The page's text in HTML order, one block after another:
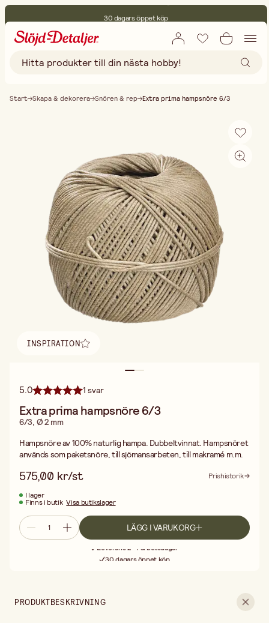
30 dagars öppet köp
Fri frakt vid köp över 499:-
Start Skapa & dekorera Snören & rep Extra prima hampsnöre 6/3
INSPIRATION
Hitta inspiration
5.0 1 svar
Extra prima hampsnöre 6/3
6/3, Ø 2 mm
Hampsnöre av 100% naturlig hampa. Dubbeltvinnat. Hampsnöret
används som paketsnöre, till sjömansarbeten, till makramé m.m.
575,00 kr/st
Prishistorik
I lager
Finns i butik Visa butikslager
LÄGG I VARUKORG
Fri frakt vid köp över 499:-
30 dagars öppet köp
PRODUKTBESKRIVNING